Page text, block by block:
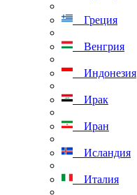
Греция
Венгрия
Индонезия
Ирак
Иран
Исландия
Италия